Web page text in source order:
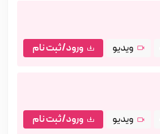
ویدیو ورود/ثبت نام
ویدیو ورود/ثبت نام